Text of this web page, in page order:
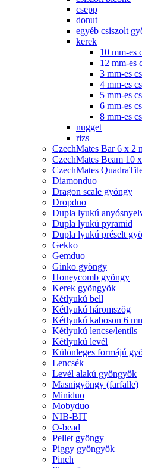
csepp
donut
egyéb csiszolt
kerek
10 mm-es
12 mm-es
3 mm-es
4 mm-es
5 mm-es
6 mm-es
8 mm-es
nugget
rizs
CzechMates Bar 6 x 2
CzechMates Beam 10
CzechMates
Diamonduo
Dragon scale gyöngy
Dropduo
Dupla lyukú
Dupla lyukú pyramid
Dupla lyukú préselt
Gekko
Gemduo
Ginko gyöngy
Honeycomb gyöngy
Kerek gyöngyök
Kétlyukú bell
Kétlyukú háromszög
Kétlyukú kaboson 6
Kétlyukú lencse/lentils
Kétlyukú levél
Különleges formájú
Lencsék
Levél alakú gyöngyök
Masnigyöngy (farfalle)
Miniduo
Mobyduo
NIB-BIT
O-bead
Pellet gyöngy
Piggy gyöngyök
Pinch